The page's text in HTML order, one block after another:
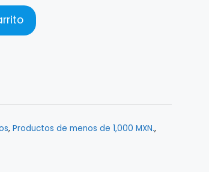
, Productos de menos de 1,000 MXN.,